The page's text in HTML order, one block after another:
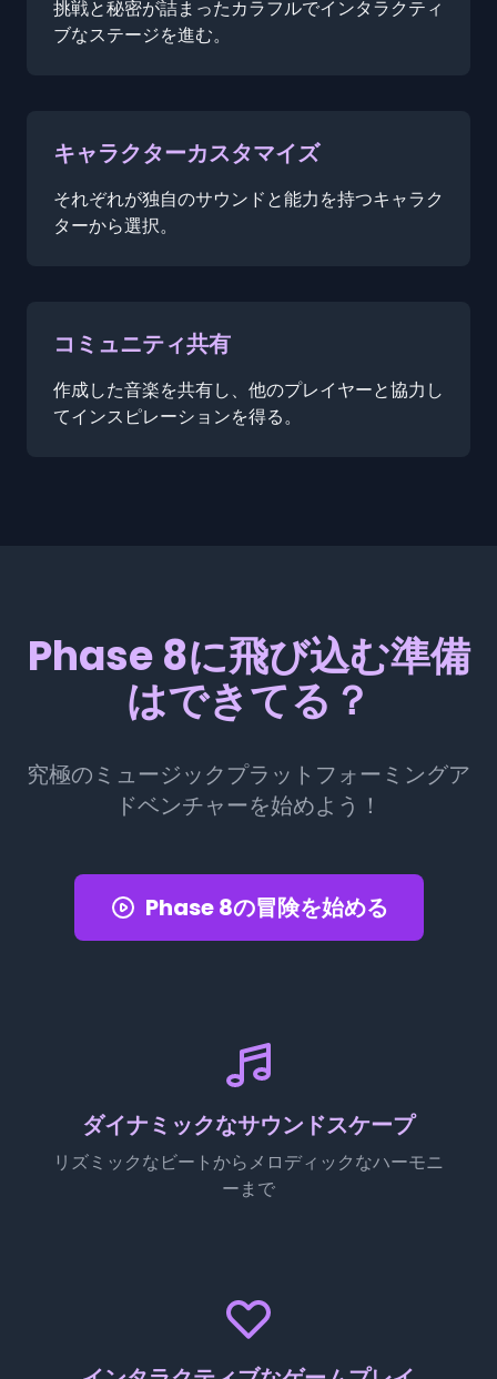
挑戦と秘密が詰まったカラフルでインタラクティ
ブなステージを進む。
キャラクターカスタマイズ
それぞれが独自のサウンドと能力を持つキャラク
ターから選択。
コミュニティ共有
作成した音楽を共有し、他のプレイヤーと協力し
てインスピレーションを得る。
Phase 8に飛び込む準備
はできてる？
究極のミュージックプラットフォーミングア
ドベンチャーを始めよう！
Phase 8の冒険を始める
ダイナミックなサウンドスケープ
リズミックなビートからメロディックなハーモニ
ーまで